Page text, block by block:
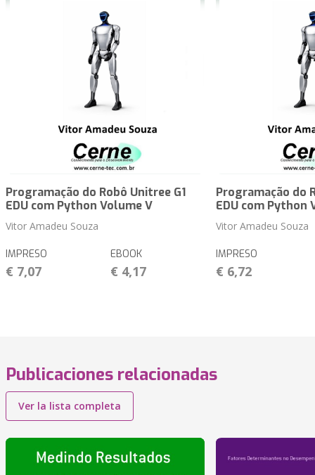
Programação do Robô Unitree G1
EDU com Python Volume V
Vitor Amadeu Souza
IMPRESO
€ 7,07
EBOOK
€ 4,17
Programação do
EDU com Python
Vitor Amadeu Souza
IMPRESO
€ 6,72
Publicaciones relacionadas
Ver la lista completa